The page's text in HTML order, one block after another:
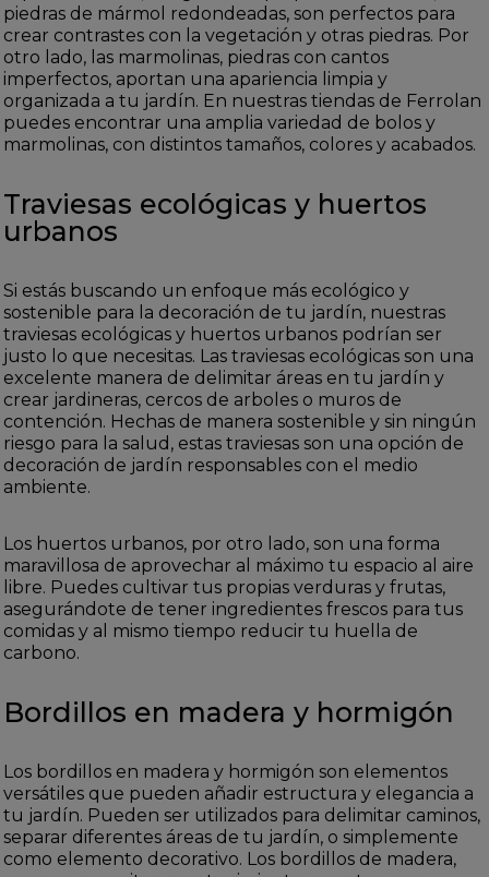
piedras de mármol redondeadas, son perfectos para
crear contrastes con la vegetación y otras piedras. Por
otro lado, las marmolinas, piedras con cantos
imperfectos, aportan una apariencia limpia y
organizada a tu jardín. En nuestras tiendas de Ferrolan
puedes encontrar una amplia variedad de bolos y
marmolinas, con distintos tamaños, colores y acabados.
Traviesas ecológicas y huertos
urbanos
Si estás buscando un enfoque más ecológico y
sostenible para la decoración de tu jardín, nuestras
traviesas ecológicas y huertos urbanos podrían ser
justo lo que necesitas. Las traviesas ecológicas son una
excelente manera de delimitar áreas en tu jardín y
crear jardineras, cercos de arboles o muros de
contención. Hechas de manera sostenible y sin ningún
riesgo para la salud, estas traviesas son una opción de
decoración de jardín responsables con el medio
ambiente.
Los huertos urbanos, por otro lado, son una forma
maravillosa de aprovechar al máximo tu espacio al aire
libre. Puedes cultivar tus propias verduras y frutas,
asegurándote de tener ingredientes frescos para tus
comidas y al mismo tiempo reducir tu huella de
carbono.
Bordillos en madera y hormigón
Los bordillos en madera y hormigón son elementos
versátiles que pueden añadir estructura y elegancia a
tu jardín. Pueden ser utilizados para delimitar caminos,
separar diferentes áreas de tu jardín, o simplemente
como elemento decorativo. Los bordillos de madera,